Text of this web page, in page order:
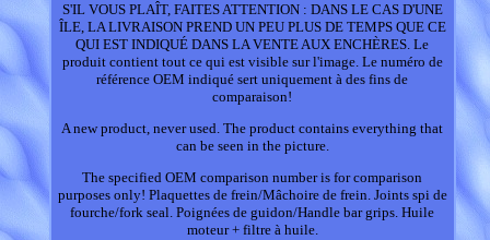
S'IL VOUS PLAÎT, FAITES ATTENTION : DANS LE CAS D'UNE
ÎLE, LA LIVRAISON PREND UN PEU PLUS DE TEMPS QUE CE
QUI EST INDIQUÉ DANS LA VENTE AUX ENCHÈRES. Le
produit contient tout ce qui est visible sur l'image. Le numéro de
référence OEM indiqué sert uniquement à des fins de
comparaison!
A new product, never used. The product contains everything that
can be seen in the picture.
The specified OEM comparison number is for comparison
purposes only! Plaquettes de frein/Mâchoire de frein. Joints spi de
fourche/fork seal. Poignées de guidon/Handle bar grips. Huile
moteur + filtre à huile.